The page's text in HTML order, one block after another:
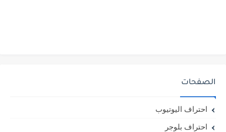
الصفحات
احتراف اليوتيوب
احتراف بلوجر